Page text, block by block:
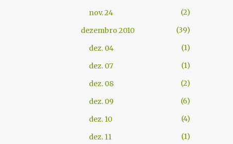
nov. 24
2
dezembro 2010
39
dez. 04
1
dez. 07
1
dez. 08
2
dez. 09
6
dez. 10
4
dez. 11
1